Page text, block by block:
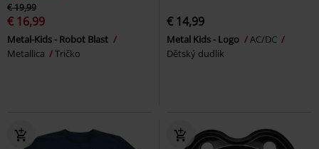
€ 19,99
€ 16,99
Metal-Kids - Robot Blast
Metallica
Tričko
€ 14,99
Metal Kids - Logo
AC/DC
Dětský dudlík